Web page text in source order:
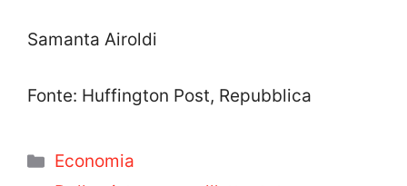
Samanta Airoldi
Fonte: Huffington Post, Repubblica
Categorie
Economia